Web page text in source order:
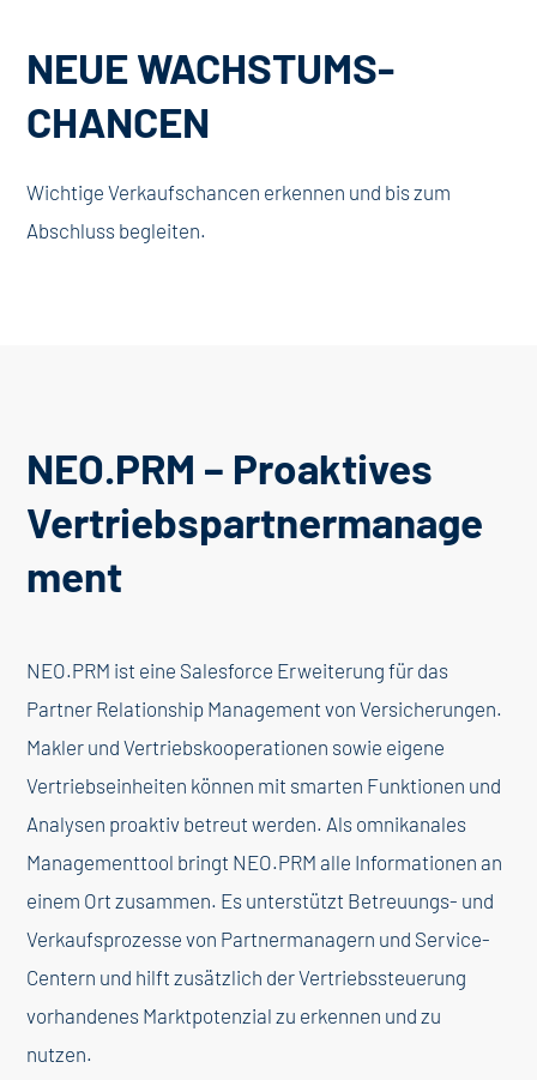
NEUE WACHSTUMS-
CHANCEN
Wichtige Verkaufschancen erkennen und bis zum
Abschluss begleiten.
NEO.PRM – Proaktives
Vertriebspartnermanage
ment
NEO.PRM ist eine Salesforce Erweiterung für das
Partner Relationship Management von Versicherungen.
Makler und Vertriebskooperationen sowie eigene
Vertriebseinheiten können mit smarten Funktionen und
Analysen proaktiv betreut werden. Als omnikanales
Managementtool bringt NEO.PRM alle Informationen an
einem Ort zusammen. Es unterstützt Betreuungs- und
Verkaufsprozesse von Partnermanagern und Service-
Centern und hilft zusätzlich der Vertriebssteuerung
vorhandenes Marktpotenzial zu erkennen und zu
nutzen.